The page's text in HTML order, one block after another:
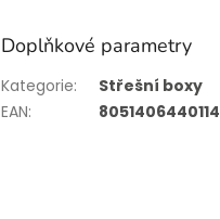
Doplňkové parametry
Kategorie:
Střešní boxy
EAN: 8051406440114